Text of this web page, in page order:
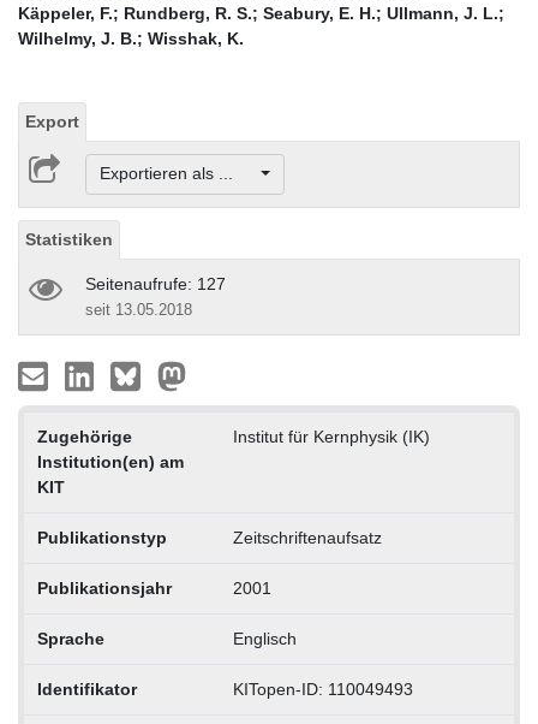
Käppeler, F.; Rundberg, R. S.; Seabury, E. H.; Ullmann, J. L.;
Wilhelmy, J. B.; Wisshak, K.
Export
Exportieren als ...
Statistiken
Seitenaufrufe: 127
seit 13.05.2018
Zugehörige
Institution(en) am
KIT
Institut für Kernphysik (IK)
Publikationstyp Zeitschriftenaufsatz
Publikationsjahr 2001
Sprache Englisch
Identifikator KITopen-ID: 110049493